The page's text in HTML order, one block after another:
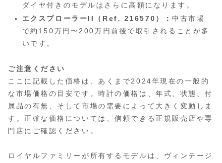
ダイヤ付きのモデルはさらに高額になります。
エクスプローラーII（Ref. 216570）：中古市場
で約150万円〜200万円前後で取引されることが多
いです。
ご注意ください
ここに記載した価格は、あくまで2024年現在の一般的
な市場価格の目安です。時計の価格は、年式、状態、付
属品の有無、そして市場の需要によって大きく変動しま
す。正確な価格については、信頼できる正規販売店や専
門店にご確認ください。
ロイヤルファミリーが所有するモデルは、ヴィンテージ